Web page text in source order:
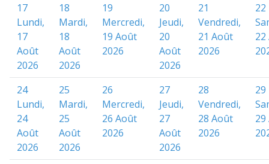
17
Lundi,
17
Août
2026
18
Mardi,
18
Août
2026
19
Mercredi,
19 Août
2026
20
Jeudi,
20
Août
2026
21
Vendredi,
21 Août
2026
22
24
Lundi,
24
Août
2026
25
Mardi,
25
Août
2026
26
Mercredi,
26 Août
2026
27
Jeudi,
27
Août
2026
28
Vendredi,
28 Août
2026
29